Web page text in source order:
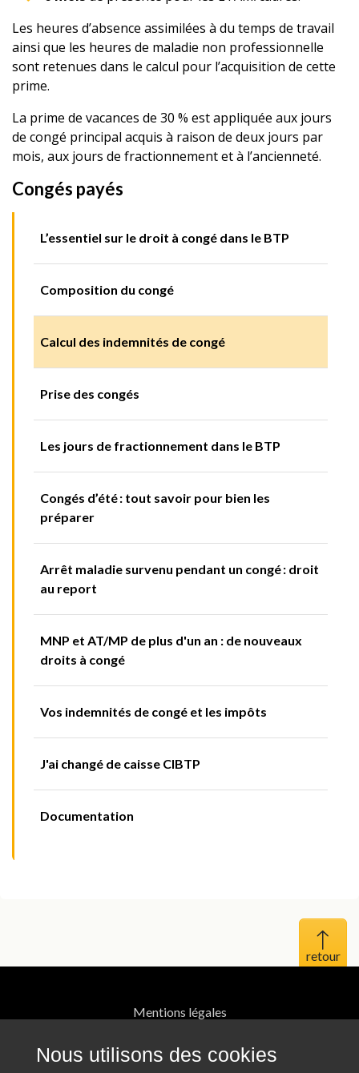
Nous utilisons des cookies
Les heures d’absence assimilées à du temps de travail
ainsi que les heures de maladie non professionnelle
sont retenues dans le calcul pour l’acquisition de cette
prime.
La prime de vacances de 30 % est appliquée aux jours
de congé principal acquis à raison de deux jours par
mois, aux jours de fractionnement et à l’ancienneté.
Congés payés
L’essentiel sur le droit à congé dans le BTP
Composition du congé
Calcul des indemnités de congé
Prise des congés
Les jours de fractionnement dans le BTP
Congés d’été : tout savoir pour bien les
préparer
Arrêt maladie survenu pendant un congé : droit
au report
MNP et AT/MP de plus d'un an : de nouveaux
droits à congé
Vos indemnités de congé et les impôts
J'ai changé de caisse CIBTP
Documentation
Haut
Mentions légales